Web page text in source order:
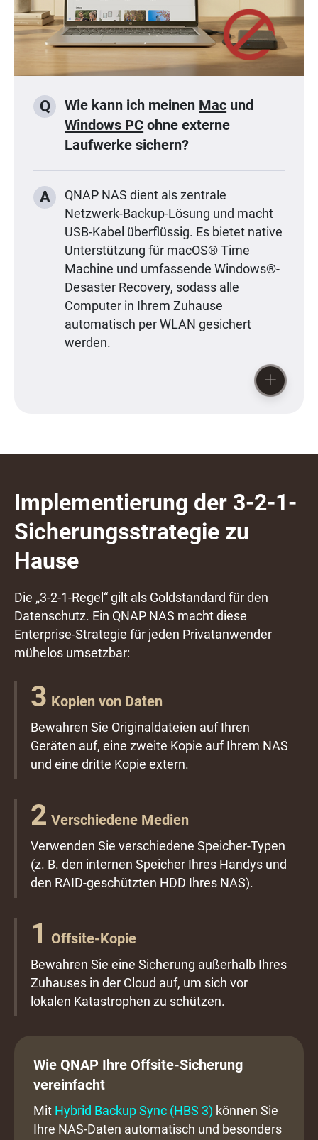
Q Wie kann ich meinen Mac und
Windows PC ohne externe
Laufwerke sichern?
A
QNAP NAS dient als zentrale
Netzwerk-Backup-Lösung und macht
USB-Kabel überflüssig. Es bietet native
Unterstützung für macOS® Time
Machine und umfassende Windows®-
Desaster Recovery, sodass alle
Computer in Ihrem Zuhause
automatisch per WLAN gesichert
werden.
Implementierung der 3-2-1-
Sicherungsstrategie zu
Hause
Die „3-2-1-Regel“ gilt als Goldstandard für den
Datenschutz. Ein QNAP NAS macht diese
Enterprise-Strategie für jeden Privatanwender
mühelos umsetzbar:
3 Kopien von Daten
Bewahren Sie Originaldateien auf Ihren
Geräten auf, eine zweite Kopie auf Ihrem NAS
und eine dritte Kopie extern.
2 Verschiedene Medien
Verwenden Sie verschiedene Speicher-Typen
(z. B. den internen Speicher Ihres Handys und
den RAID-geschützten HDD Ihres NAS).
1 Offsite-Kopie
Bewahren Sie eine Sicherung außerhalb Ihres
Zuhauses in der Cloud auf, um sich vor
lokalen Katastrophen zu schützen.
Wie QNAP Ihre Offsite-Sicherung
vereinfacht
Mit Hybrid Backup Sync (HBS 3) können Sie
Ihre NAS-Daten automatisch und besonders